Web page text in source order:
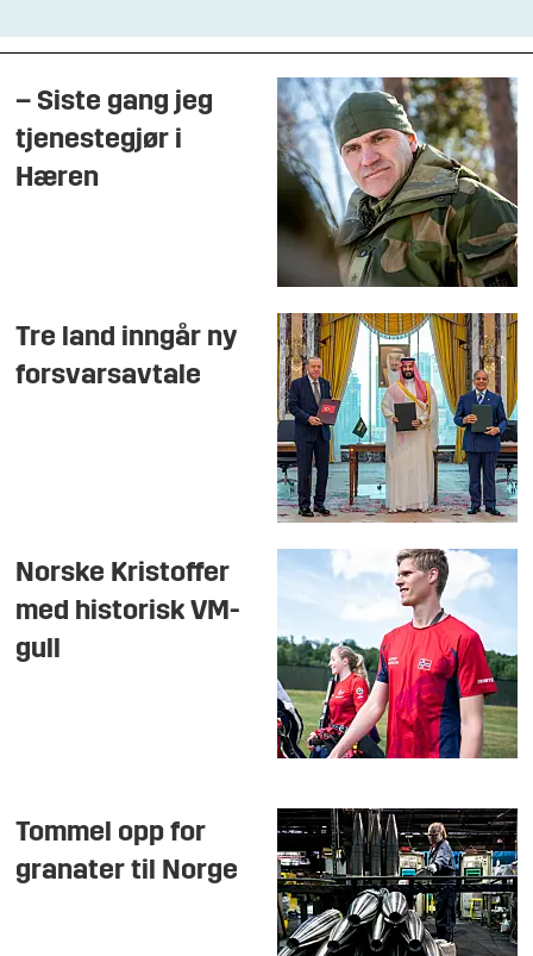
– Siste gang jeg
tjenestegjør i
Hæren
Tre land inngår ny
forsvarsavtale
Norske Kristoffer
med historisk VM-
gull
Tommel opp for
granater til Norge